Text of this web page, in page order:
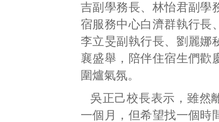
吉副學務長、林怡君副學
宿服務中心白濟群執行長
李立旻副執行長、劉麗娜
襄盛舉，陪伴住宿生們歡
圍爐氣氛。
吳正己校長表示，雖然
一個月，但希望找一個時